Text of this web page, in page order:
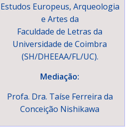
Estudos Europeus, Arqueologia
e Artes da
Faculdade de Letras da
Universidade de Coimbra
(SH/DHEEAA/FL/UC).
Mediação:
Profa. Dra. Taíse Ferreira da
Conceição Nishikawa